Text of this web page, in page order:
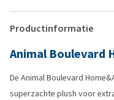
Productinformatie
Animal Boulevard
De Animal Boulevard
superzachte plush voor